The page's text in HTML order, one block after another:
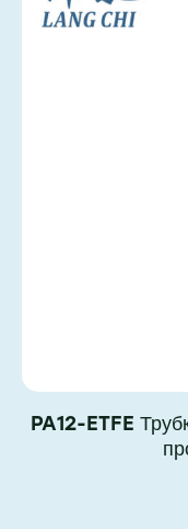
PA12-ETFE